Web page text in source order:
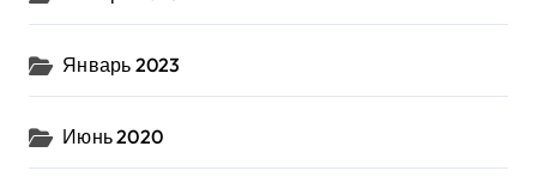
Январь 2023
Июнь 2020